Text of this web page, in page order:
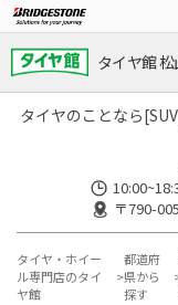
タイヤ館 松
タイヤのことなら
〒790-
タイヤ・ホイー
ル専門店のタイ
ヤ館
都道府
県から
探す